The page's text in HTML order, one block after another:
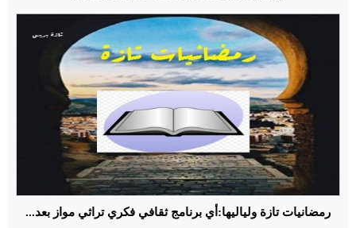
رمضانيات تازة ولياليها:أي برنامج ثقافي فكري تراثي مواز بعد...